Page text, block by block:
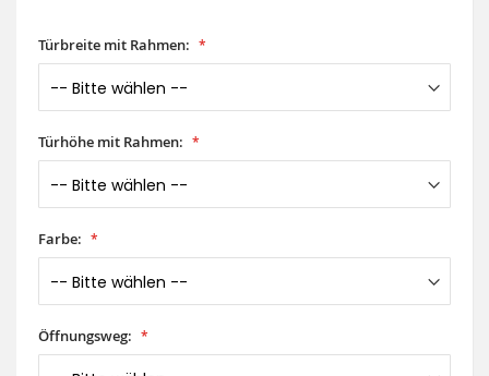
Türbreite mit Rahmen:
Türhöhe mit Rahmen:
Farbe:
Öffnungsweg: